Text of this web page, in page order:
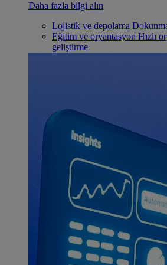
Daha fazla bilgi alın
Lojistik ve depolama
Eğitim ve oryantasyon Hızlı
geliştirme